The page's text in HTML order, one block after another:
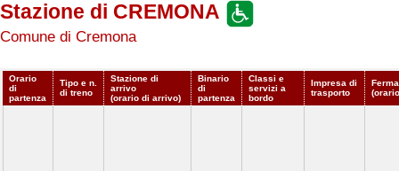
Stazione di CREMONA
Comune di Cremona
Orario
di
partenza
Tipo e n.
di treno
Stazione di
arrivo
(orario di arrivo)
Binario
di
partenza
Classi e
servizi a
bordo
Impresa di
trasporto